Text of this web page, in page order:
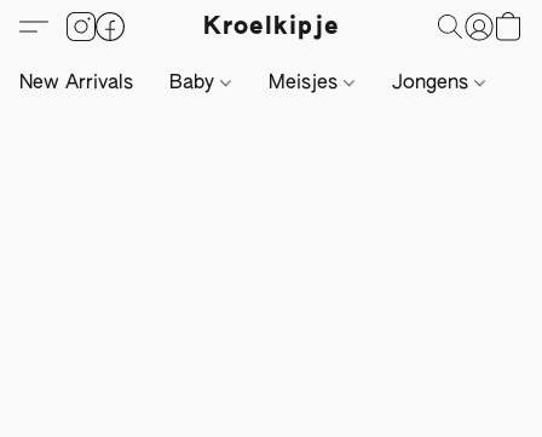
Kroelkipje
New Arrivals Baby Meisjes Jongens